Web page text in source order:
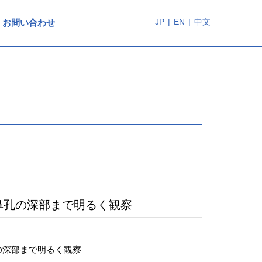
お問い合わせ JP | EN | 中文
の深部まで明るく観察
部まで明るく観察